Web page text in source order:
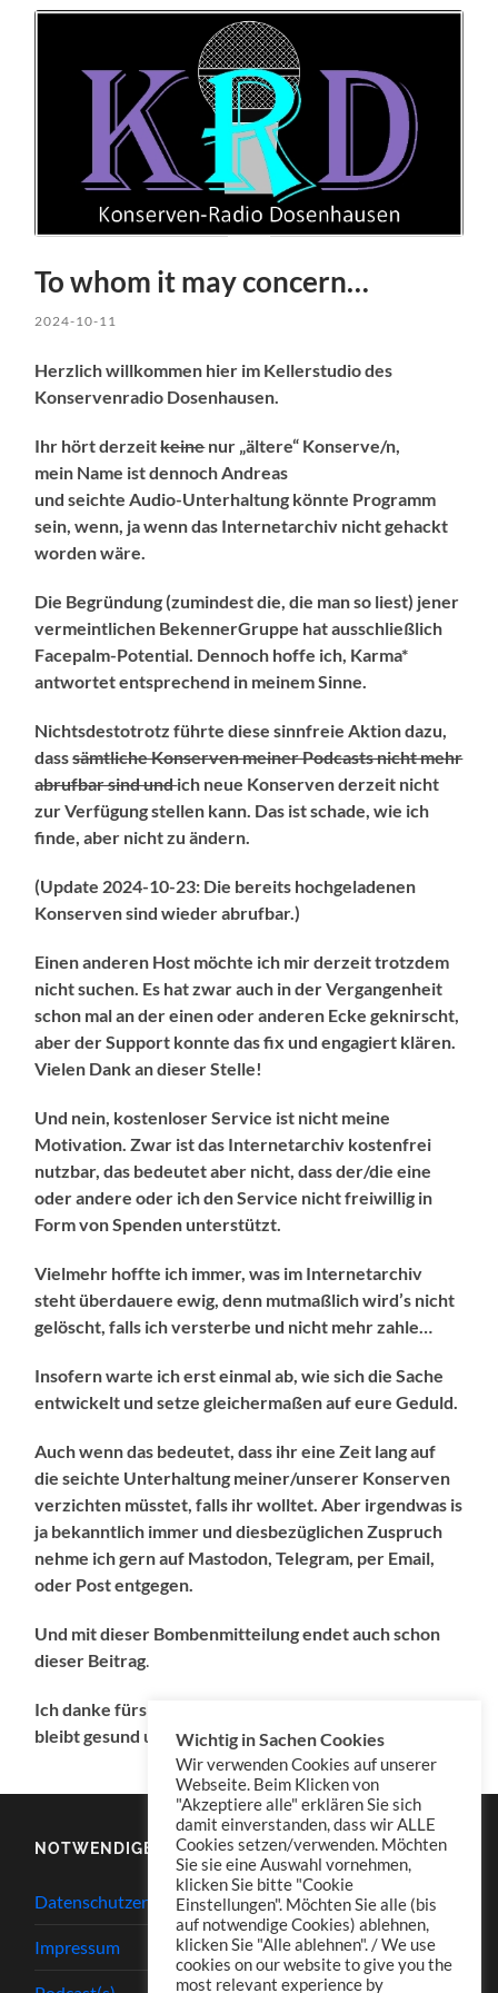
To whom it may concern…
2024-10-11
Herzlich willkommen hier im Kellerstudio des
Konservenradio Dosenhausen.
Ihr hört derzeitkeinenur „ältere“ Konserve/n,
mein Name ist dennoch Andreas
und seichte Audio-Unterhaltung könnte Programm
sein, wenn, ja wenn das Internetarchiv nicht gehackt
worden wäre.
Die Begründung (zumindest die, die man so liest) jener
vermeintlichen BekennerGruppe hat ausschließlich
Facepalm-Potential. Dennoch hoffe ich, Karma*
antwortet entsprechend in meinem Sinne.
Nichtsdestotrotz führte diese sinnfreie Aktion dazu,
dasssämtliche Konserven meiner Podcasts nicht mehr
abrufbar sind undich neue Konserven derzeit nicht
zur Verfügung stellen kann. Das ist schade, wie ich
finde, aber nicht zu ändern.
(Update 2024-10-23: Die bereits hochgeladenen
Konserven sind wieder abrufbar.)
Einen anderen Host möchte ich mir derzeit trotzdem
nicht suchen. Es hat zwar auch in der Vergangenheit
schon mal an der einen oder anderen Ecke geknirscht,
aber der Support konnte das fix und engagiert klären.
Vielen Dank an dieser Stelle!
Und nein, kostenloser Service ist nicht meine
Motivation. Zwar ist das Internetarchiv kostenfrei
nutzbar, das bedeutet aber nicht, dass der/die eine
oder andere oder ich den Service nicht freiwillig in
Form von Spenden unterstützt.
Vielmehr hoffte ich immer, was im Internetarchiv
steht überdauere ewig, denn mutmaßlich wird’s nicht
gelöscht, falls ich versterbe und nicht mehr zahle…
Insofern warte ich erst einmal ab, wie sich die Sache
entwickelt und setze gleichermaßen auf eure Geduld.
Auch wenn das bedeutet, dass ihr eine Zeit lang auf
die seichte Unterhaltung meiner/unserer Konserven
verzichten müsstet, falls ihr wolltet. Aber irgendwas is
ja bekanntlich immer und diesbezüglichen Zuspruch
nehme ich gern auf Mastodon, Telegram, per Email,
oder Post entgegen.
Und mit dieser Bombenmitteilung endet auch schon
dieser Beitrag.
Ich danke fürs Lesen,
bleibt gesund und mir gewogen …
NOTWENDIGES
Datenschutzerklärung
Impressum
Wichtig in Sachen Cookies
Wir verwenden Cookies auf unserer
Webseite. Beim Klicken von
"Akzeptiere alle" erklären Sie sich
damit einverstanden, dass wir ALLE
Cookies setzen/verwenden. Möchten
Sie sie eine Auswahl vornehmen,
klicken Sie bitte "Cookie
Einstellungen". Möchten Sie alle (bis
auf notwendige Cookies) ablehnen,
klicken Sie "Alle ablehnen". / We use
cookies on our website to give you the
most relevant experience by